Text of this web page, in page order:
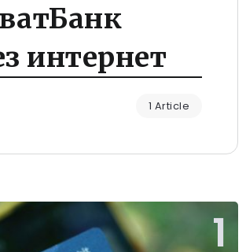
интернет
1 Article